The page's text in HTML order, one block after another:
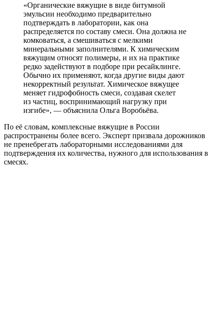
«Органические вяжущие в виде битумной
эмульсии необходимо предварительно
подтверждать в лаборатории, как она
распределяется по составу смеси. Она должна не
комковаться, а смешиваться с мелкими
минеральными заполнителями. К химическим
вяжущим относят полимеры, и их на практике
редко задействуют в подборе при ресайклинге.
Обычно их применяют, когда другие виды дают
некорректный результат. Химическое вяжущее
меняет гидрофобность смеси, создавая скелет
из частиц, воспринимающий нагрузку при
изгибе», ― объяснила Ольга Воробьёва.
По её словам, комплексные вяжущие в России
распространены более всего. Эксперт призвала дорожников
не пренебрегать лабораторными исследованиями для
подтверждения их количества, нужного для использования в
смесях.